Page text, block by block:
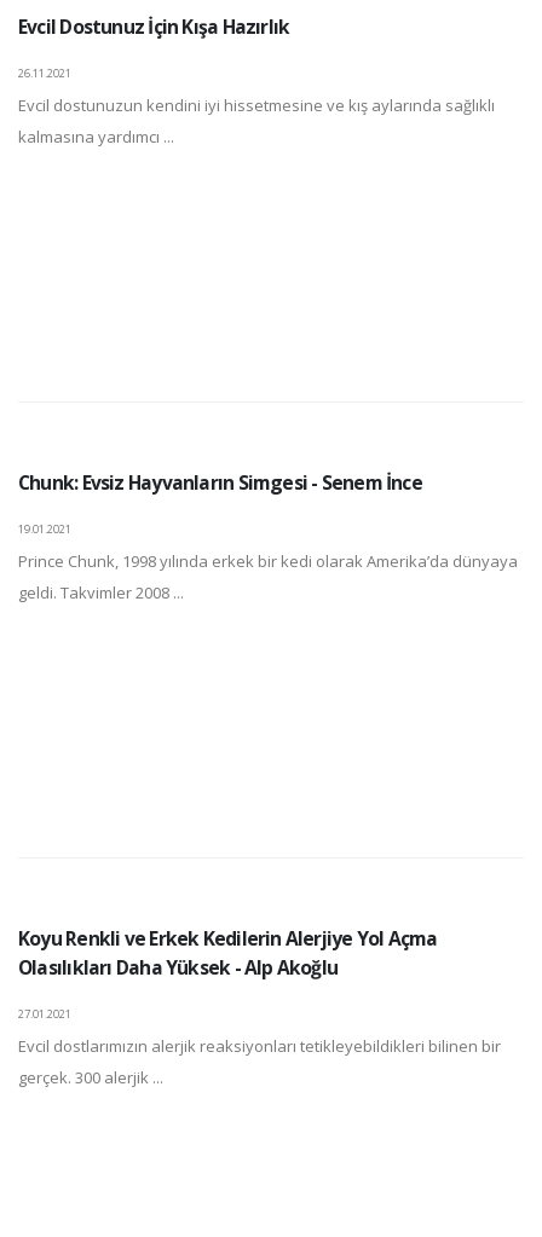
Evcil Dostunuz İçin Kışa Hazırlık
26.11.2021
Evcil dostunuzun kendini iyi hissetmesine ve kış aylarında sağlıklı
kalmasına yardımcı ...
Chunk: Evsiz Hayvanların Simgesi - Senem İnce
19.01.2021
Prince Chunk, 1998 yılında erkek bir kedi olarak Amerika’da dünyaya
geldi. Takvimler 2008 ...
Koyu Renkli ve Erkek Kedilerin Alerjiye Yol Açma
Olasılıkları Daha Yüksek - Alp Akoğlu
27.01.2021
Evcil dostlarımızın alerjik reaksiyonları tetikleyebildikleri bilinen bir
gerçek. 300 alerjik ...